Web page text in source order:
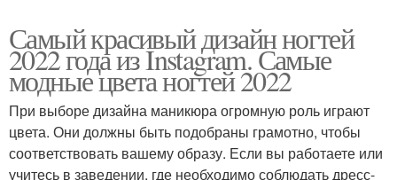
Самый красивый дизайн ногтей
2022 года из Instagram. Самые
модные цвета ногтей 2022
При выборе дизайна маникюра огромную роль играют
цвета. Они должны быть подобраны грамотно, чтобы
соответствовать вашему образу. Если вы работаете или
учитесь в заведении, где необходимо соблюдать дресс-